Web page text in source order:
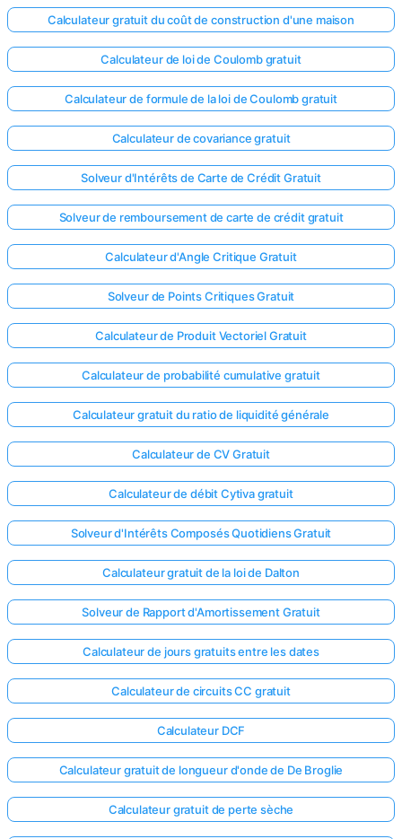
Calculateur gratuit du coût de construction d'une maison
Calculateur de loi de Coulomb gratuit
Calculateur de formule de la loi de Coulomb gratuit
Calculateur de covariance gratuit
Solveur d'Intérêts de Carte de Crédit Gratuit
Solveur de remboursement de carte de crédit gratuit
Calculateur d'Angle Critique Gratuit
Solveur de Points Critiques Gratuit
Calculateur de Produit Vectoriel Gratuit
Calculateur de probabilité cumulative gratuit
Calculateur gratuit du ratio de liquidité générale
Calculateur de CV Gratuit
Calculateur de débit Cytiva gratuit
Solveur d'Intérêts Composés Quotidiens Gratuit
Calculateur gratuit de la loi de Dalton
Solveur de Rapport d'Amortissement Gratuit
Calculateur de jours gratuits entre les dates
Calculateur de circuits CC gratuit
Calculateur DCF
Calculateur gratuit de longueur d'onde de De Broglie
Calculateur gratuit de perte sèche